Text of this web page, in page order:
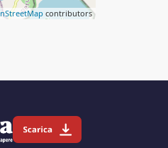
contributors